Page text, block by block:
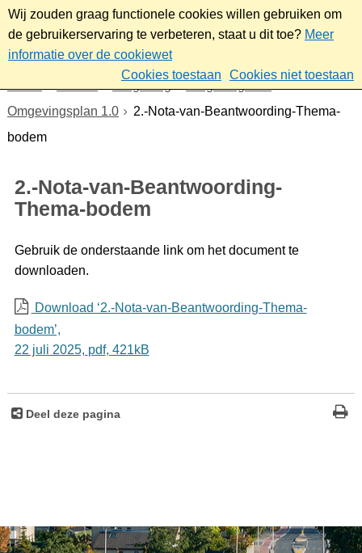
Wij zouden graag functionele cookies willen gebruiken om
de gebruikerservaring te verbeteren, staat u dit toe? Meer
informatie over de cookiewet
Cookies toestaan
Cookies niet toestaan
Omgeving
Omgevingswet
Omgevingsplan 1.0
2.-Nota-van-Beantwoording-Thema-
bodem
2.-Nota-van-Beantwoording-
Thema-bodem
Gebruik de onderstaande link om het document te
downloaden.
Download ‘2.-Nota-van-Beantwoording-Thema-
bodem’,
22 juli 2025, pdf, 421kB
Deel deze pagina